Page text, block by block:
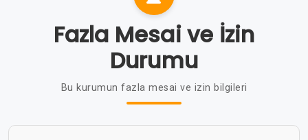
Fazla Mesai ve İzin
Durumu
Bu kurumun fazla mesai ve izin bilgileri